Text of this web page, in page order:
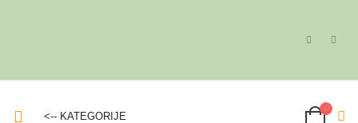
<-- KATEGORIJE